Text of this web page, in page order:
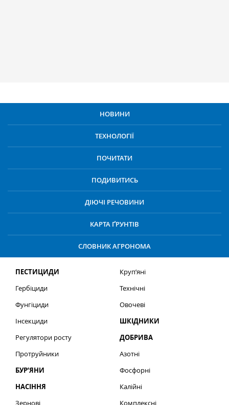
НОВИНИ
ТЕХНОЛОГІЇ
ПОЧИТАТИ
ПОДИВИТИСЬ
ДІЮЧІ РЕЧОВИНИ
КАРТА ҐРУНТІВ
СЛОВНИК АГРОНОМА
ПЕСТИЦИДИ
Гербіциди
Фунгіциди
Інсекциди
Регулятори росту
Протруйники
БУР’ЯНИ
НАСІННЯ
Зернові
Круп’яні
Технічні
Овочеві
ШКІДНИКИ
ДОБРИВА
Азотні
Фосфорні
Калійні
Комплексні